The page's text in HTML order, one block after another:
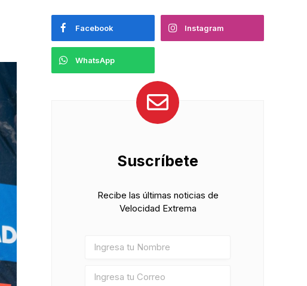
Facebook Instagram
WhatsApp
Suscríbete
Recibe las últimas noticias de
Velocidad Extrema